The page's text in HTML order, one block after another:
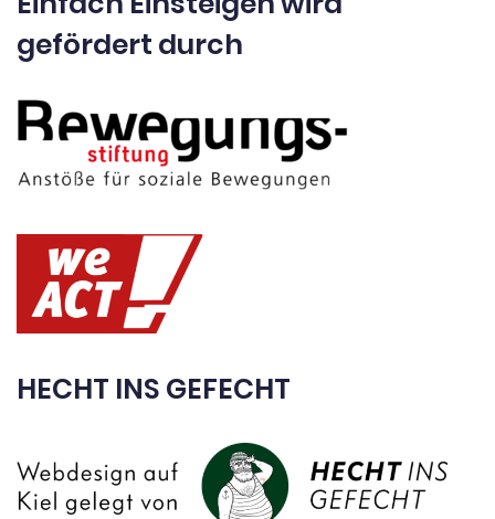
gefördert durch
HECHT INS GEFECHT